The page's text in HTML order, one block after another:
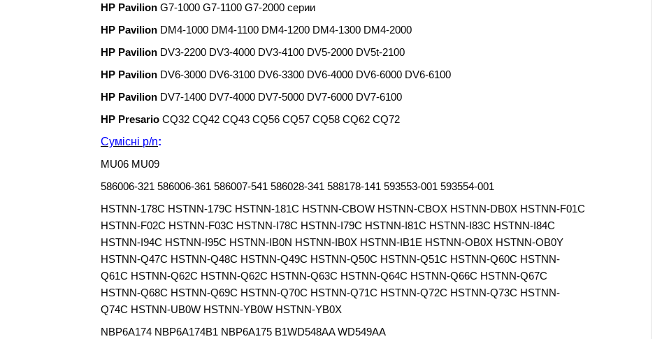
HP Pavilion G7-1000 G7-1100 G7-2000 серии
HP Pavilion DM4-1000 DM4-1100 DM4-1200 DM4-1300 DM4-2000
HP Pavilion DV3-2200 DV3-4000 DV3-4100 DV5-2000 DV5t-2100
HP Pavilion DV6-3000 DV6-3100 DV6-3300 DV6-4000 DV6-6000 DV6-6100
HP Pavilion DV7-1400 DV7-4000 DV7-5000 DV7-6000 DV7-6100
HP Presario CQ32 CQ42 CQ43 CQ56 CQ57 CQ58 CQ62 CQ72
Сумісні p/n:
MU06 MU09
586006-321 586006-361 586007-541 586028-341 588178-141 593553-001 593554-001
HSTNN-178C HSTNN-179C HSTNN-181C HSTNN-CBOW HSTNN-CBOX HSTNN-DB0X HSTNN-F01C
HSTNN-F02C HSTNN-F03C HSTNN-I78C HSTNN-I79C HSTNN-I81C HSTNN-I83C HSTNN-I84C
HSTNN-I94C HSTNN-I95C HSTNN-IB0N HSTNN-IB0X HSTNN-IB1E HSTNN-OB0X HSTNN-OB0Y
HSTNN-Q47C HSTNN-Q48C HSTNN-Q49C HSTNN-Q50C HSTNN-Q51C HSTNN-Q60C HSTNN-
Q61C HSTNN-Q62C HSTNN-Q62C HSTNN-Q63C HSTNN-Q64C HSTNN-Q66C HSTNN-Q67C
HSTNN-Q68C HSTNN-Q69C HSTNN-Q70C HSTNN-Q71C HSTNN-Q72C HSTNN-Q73C HSTNN-
Q74C HSTNN-UB0W HSTNN-YB0W HSTNN-YB0X
NBP6A174 NBP6A174B1 NBP6A175 B1WD548AA WD549AA